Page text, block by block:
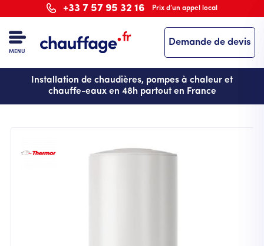
au
contenu
principal
+33 7 57 95 32 16 Prix d’un appel local
MENU
Demande de devis
Installation de chaudières, pompes à chaleur et
chauffe-eaux en 48h partout en France